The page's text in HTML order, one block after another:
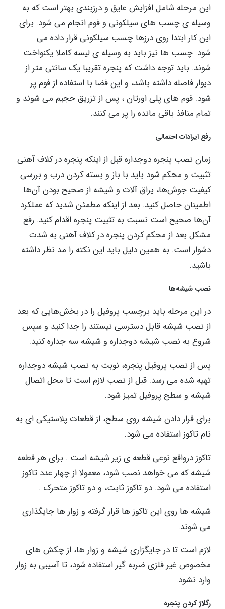
این مرحله شامل افزایش عایق و درزبندی بهتر است که به
وسیله ی چسب های سیلکونی و فوم انجام می شود. برای
این کار ابتدا روی درزها چسب سیلکونی قرار داده می
شود. چسب ها نیز باید به وسیله ی لیسه کاملا یکنواخت
شوند. باید توجه داشت که پنجره تقریبا یک سانتی متر از
دیوار فاصله داشته باشد، و این فضا با استفاده از فوم پر
شود. فوم های پلی اورتان ، پس از تزریق حجیم می شوند و
تمام منافذ باقی مانده را پر می کنند.
رفع ایرادات احتمالی
زمان نصب پنجره دوجداره قبل از اینکه پنجره در کلاف آهنی
تثبیت و محکم شود باید با باز و بسته کردن درب و بررسی
کیفیت جوش‌ها، یراق آلات و شیشه از صحیح بودن آن‌ها
اطمینان حاصل کنید. بعد از اینکه مطمئن شدید که عملکرد
آن‌ها صحیح است نسبت به تثبیت پنجره اقدام کنید. رفع
مشکل بعد از محکم کردن پنجره در کلاف آهنی به شدت
دشوار است. به همین دلیل باید این نکته را مد نظر داشته
باشید.
نصب شیشه‌ها
در این مرحله باید برچسب پروفیل را در بخش‌هایی که بعد
از نصب شیشه قابل دسترسی نیستند را جدا کنید و سپس
شروع به نصب شیشه دوجداره و شیشه سه جداره کنید.
پس از نصب پروفیل پنجره، نوبت به نصب شیشه دوجداره
تهیه شده می رسد. قبل از نصب لازم است تا محل اتصال
شیشه و سطح پروفیل تمیز شود.
برای قرار دادن شیشه روی سطح، از قطعات پلاستیکی ای به
نام تاکوز استفاده می شود.
تاکوز درواقع نوعی قطعه ی زیر شیشه است . برای هر قطعه
شیشه که می خواهد نصب شود، معمولا از چهار عدد تاکوز
استفاده می شود. دو تاکوز ثابت، و دو تاکوز متحرک .
شیشه ها روی این تاکوز ها قرار گرفته و زوار ها جایگذاری
می شوند.
لازم است تا در جایگزاری شیشه و زوار ها، از چکش های
مخصوص غیر فلزی ضربه گیر استفاده شود، تا آسیبی به زوار
وارد نشود.
رگلاژ کردن پنجره